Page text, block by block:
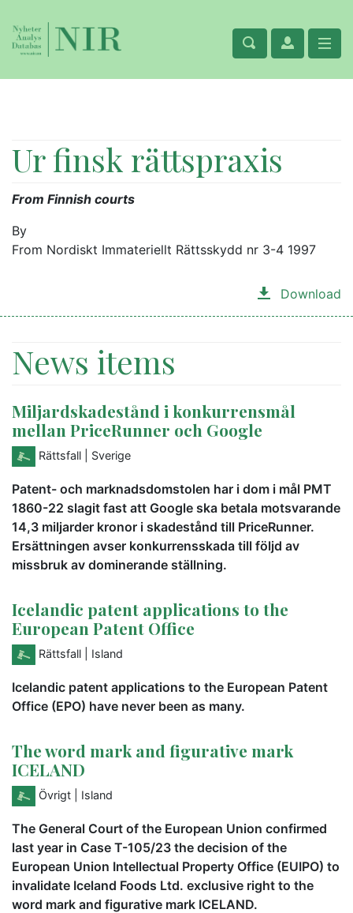
Ur finsk rättspraxis
From Finnish courts
By
From Nordiskt Immateriellt Rättsskydd nr 3-4 1997
Download
News items
Miljardskadestånd i konkurrensmål
mellan PriceRunner och Google
Rättsfall | Sverige
Patent- och marknadsdomstolen har i dom i mål PMT
1860-22 slagit fast att Google ska betala motsvarande
14,3 miljarder kronor i skadestånd till PriceRunner.
Ersättningen avser konkurrensskada till följd av
missbruk av dominerande ställning.
Icelandic patent applications to the
European Patent Office
Rättsfall | Island
Icelandic patent applications to the European Patent
Office (EPO) have never been as many.
The word mark and figurative mark
ICELAND
Övrigt | Island
The General Court of the European Union confirmed
last year in Case T-105/23 the decision of the
European Union Intellectual Property Office (EUIPO) to
invalidate Iceland Foods Ltd. exclusive right to the
word mark and figurative mark ICELAND.